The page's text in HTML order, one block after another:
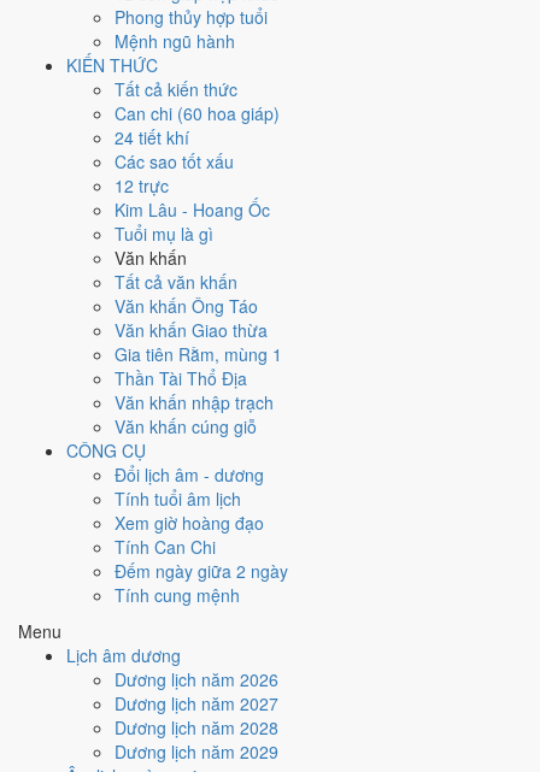
Phong thủy hợp tuổi
Mệnh ngũ hành
KIẾN THỨC
Tất cả kiến thức
Can chi (60 hoa giáp)
24 tiết khí
Các sao tốt xấu
12 trực
Kim Lâu - Hoang Ốc
Tuổi mụ là gì
Văn khấn
Tất cả văn khấn
Văn khấn Ông Táo
Văn khấn Giao thừa
Gia tiên Rằm, mùng 1
Thần Tài Thổ Địa
Văn khấn nhập trạch
Văn khấn cúng giỗ
CÔNG CỤ
Đổi lịch âm - dương
Tính tuổi âm lịch
Xem giờ hoàng đạo
Tính Can Chi
Đếm ngày giữa 2 ngày
Tính cung mệnh
Menu
Lịch âm dương
Dương lịch năm 2026
Dương lịch năm 2027
Dương lịch năm 2028
Dương lịch năm 2029
Tư Mệnh hoàng đạo . Điểm trung bình 7 việc chính
Ngày Bình Hòa, phù hợp với công việc thường ngày.
Thân, Tý, Dậuhợp ngày; tuổi
Ngày 24/11/2024 tốt hay xấu cho
việc gì?
Ngày 24/11/2024 đạt6.0/10trung bình cho 7 việc chính: cao nhất là
Thu nợ - đòi tiền (8/10), thấp nhất là
Chấp (ngày nắm giữ, bắt giữ) và gặp Sao Tư Mệnh hoàng đạo nên
điểm từng việc chênh nhau như bảng dưới.
Cưới hỏi - đính hôn
Tốt
Cưới hỏi - đính hôn hôm nay ở
Hoàng Đạo.
Cách tính ngày tốt
🏪
Khai trương - mở cửa hàng
Tốt
Khai trương - mở cửa hàng hôm nay ở
Ngày Hoàng Đạo.
Cách tính ngày tốt
Ký hợp đồng - giao ước
Tốt
Ký hợp đồng - giao ước hôm nay ở
Ngày Hoàng Đạo
Cách tính ngày tốt
Động thổ - khởi công
Tốt
Động thổ - khởi công hôm nay ở